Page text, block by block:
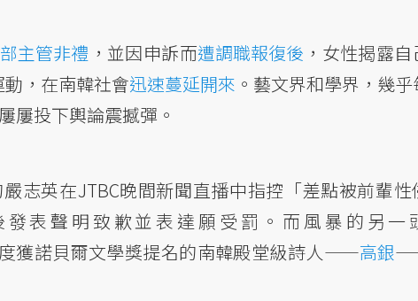
主管非禮 ，並因申訴而遭調職報復後 ，女性揭露
動，在南韓社會迅速蔓延開來 。藝文界和學界，幾
屢投下輿論震撼彈。
嚴志英在JTBC晚間新聞直播中指控「差點被前輩性
表聲明致歉並表達願受罰。而風暴的另一
度獲諾貝爾文學獎提名的南韓殿堂級詩人——高銀